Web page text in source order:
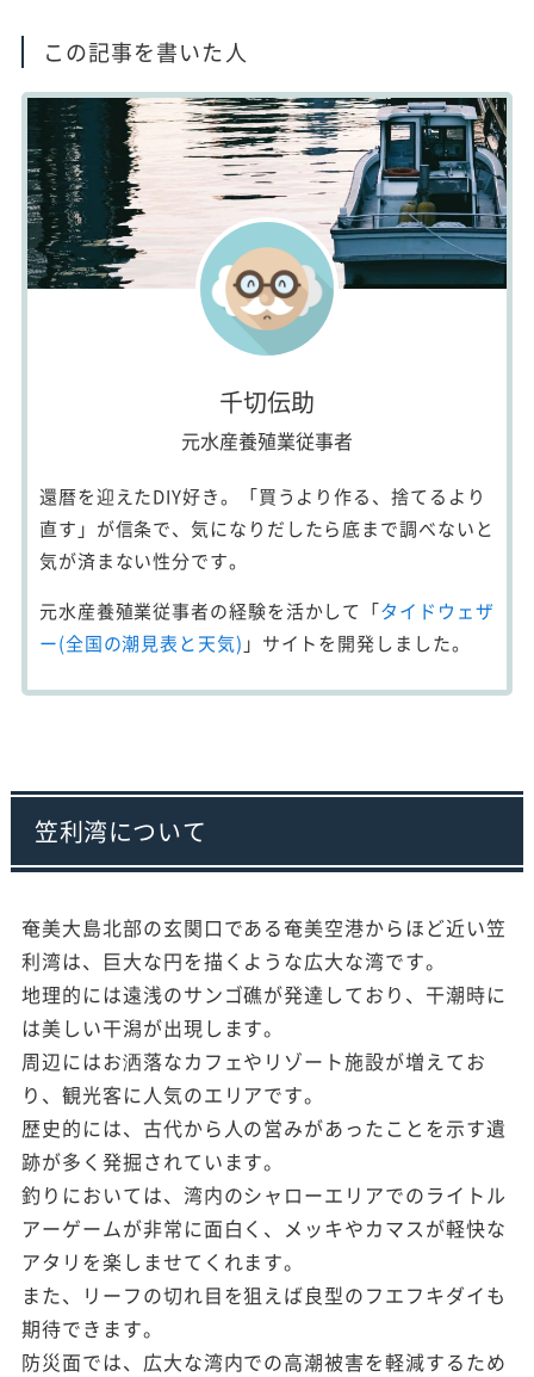
この記事を書いた人
千切伝助
元水産養殖業従事者
還暦を迎えたDIY好き。「買うより作る、捨てるより
直す」が信条で、気になりだしたら底まで調べないと
気が済まない性分です。
元水産養殖業従事者の経験を活かして「タイドウェザ
ー(全国の潮見表と天気) 」サイトを開発しました。
笠利湾について
奄美大島北部の玄関口である奄美空港からほど近い笠
利湾は、巨大な円を描くような広大な湾です。
地理的には遠浅のサンゴ礁が発達しており、干潮時に
は美しい干潟が出現します。
周辺にはお洒落なカフェやリゾート施設が増えてお
り、観光客に人気のエリアです。
歴史的には、古代から人の営みがあったことを示す遺
跡が多く発掘されています。
釣りにおいては、湾内のシャローエリアでのライトル
アーゲームが非常に面白く、メッキやカマスが軽快な
アタリを楽しませてくれます。
また、リーフの切れ目を狙えば良型のフエフキダイも
期待できます。
防災面では、広大な湾内での高潮被害を軽減するため